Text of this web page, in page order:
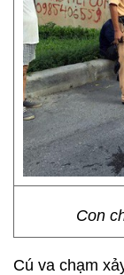
Con
Cú va chạm